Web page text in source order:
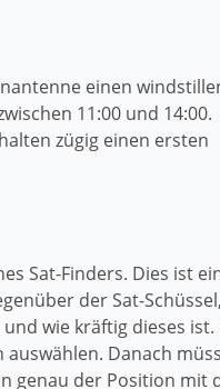
einen
11:00 und 14:00.
zügig einen ersten
Sat-Finders. Dies ist
der Sat-
wie kräftig dieses
Danach
genau der Position mit